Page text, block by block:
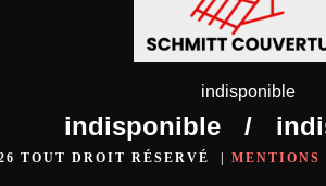
indisponible
indisponible /
TOUT DROIT RÉSERVÉ | MENTIONS